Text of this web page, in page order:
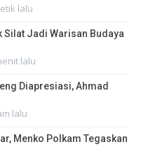
lalu
Silat Jadi Warisan Budaya
lalu
Diapresiasi, Ahmad
lalu
Menko Polkam Tegaskan